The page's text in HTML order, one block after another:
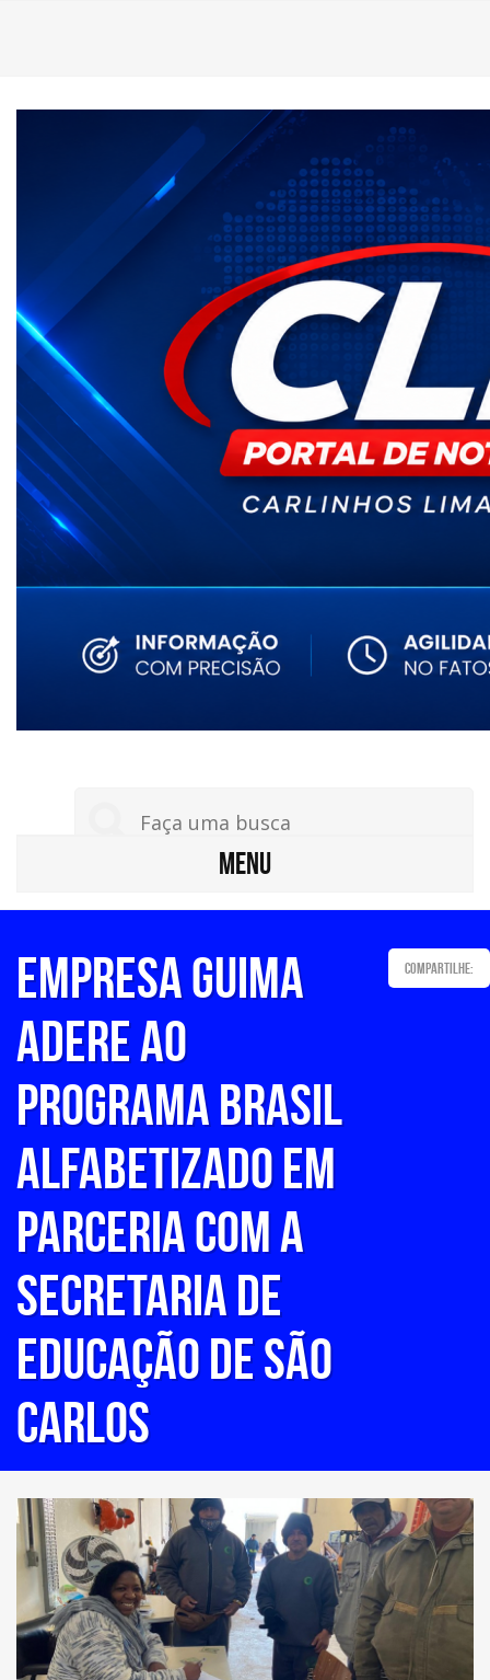
MENU
EMPRESA GUIMA
ADERE AO
PROGRAMA BRASIL
ALFABETIZADO EM
PARCERIA COM A
SECRETARIA DE
EDUCAÇÃO DE SÃO
CARLOS
Compartilhe: